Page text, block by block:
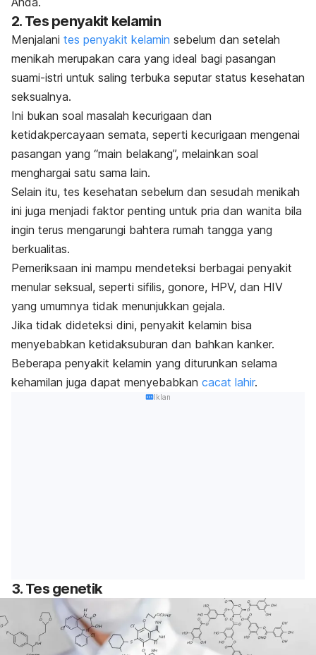
2. Tes penyakit kelamin
Menjalani tes penyakit kelamin sebelum dan setelah
menikah merupakan cara yang ideal bagi pasangan
suami-istri untuk saling terbuka seputar status kesehatan
seksualnya.
Ini bukan soal masalah kecurigaan dan
ketidakpercayaan semata, seperti kecurigaan mengenai
pasangan yang “main belakang”, melainkan soal
menghargai satu sama lain.
Selain itu, tes kesehatan sebelum dan sesudah menikah
ini juga menjadi faktor penting untuk pria dan wanita bila
ingin terus mengarungi bahtera rumah tangga yang
berkualitas.
Pemeriksaan ini mampu mendeteksi berbagai penyakit
menular seksual, seperti sifilis, gonore, HPV, dan HIV
yang umumnya tidak menunjukkan gejala.
Jika tidak dideteksi dini, penyakit kelamin bisa
menyebabkan ketidaksuburan dan bahkan kanker.
Beberapa penyakit kelamin yang diturunkan selama
kehamilan juga dapat menyebabkan cacat lahir.
Iklan
3. Tes genetik